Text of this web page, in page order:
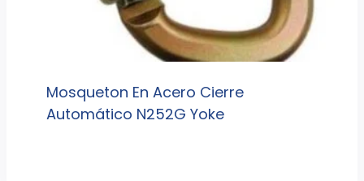
Mosqueton En Acero Cierre
Automático N252G Yoke